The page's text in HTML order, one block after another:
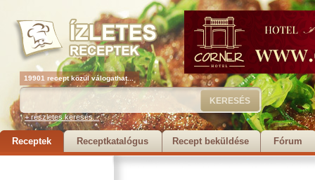
19901 recept közül válogathat...
+ részletes keresés...
Receptek Receptkatalógus Recept beküldése Fórum